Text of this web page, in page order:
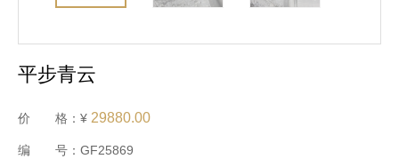
平步青云
价 格：¥ 29880.00
编 号：GF25869